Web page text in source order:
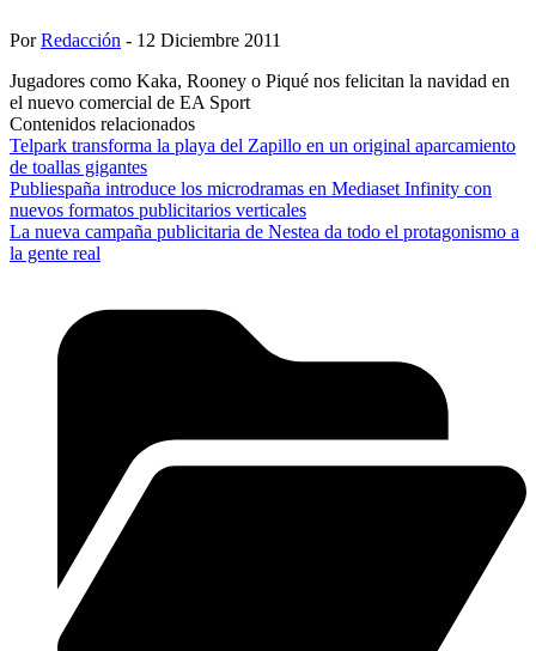
PorRedacción - 12 Diciembre 2011
Jugadores como Kaka, Rooney o Piqué nos felicitan la navidad en
el nuevo comercial de EA Sport
Contenidos relacionados
Telpark transforma la playa del Zapillo en un original aparcamiento
de toallas gigantes
Publiespaña introduce los microdramas en Mediaset Infinity con
nuevos formatos publicitarios verticales
La nueva campaña publicitaria de Nestea da todo el protagonismo a
la gente real